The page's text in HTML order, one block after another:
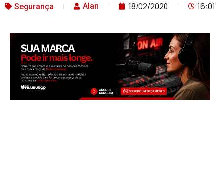
Segurança Alan 18/02/2020 16:01